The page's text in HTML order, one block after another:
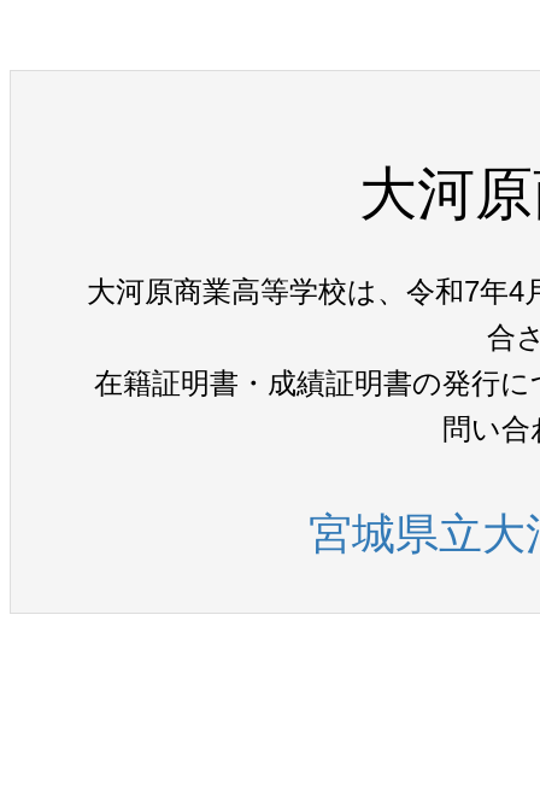
大河
大河原商業高等学校は、令和7年
合
在籍証明書・成績証明書の発行
問い
宮城県立